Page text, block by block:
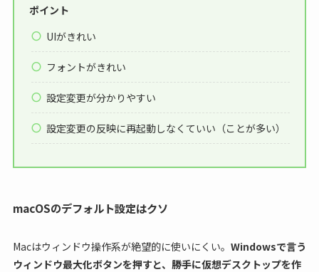
ポイント
UIがきれい
フォントがきれい
設定変更が分かりやすい
設定変更の反映に再起動しなくていい（ことが多い）
macOSのデフォルト設定はクソ
Macはウィンドウ操作系が絶望的に使いにくい。 Windowsで言う
ウィンドウ最大化ボタンを押すと、勝手に仮想デスクトップを作